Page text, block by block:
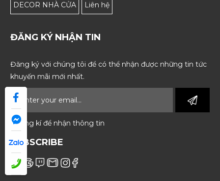
DECOR NHÀ CỬA Liên hệ
ĐĂNG KÝ NHẬN TIN
Đăng ký với chúng tôi để có thể nhận được những tin tức
khuyến mãi mới nhất.
* Đăng kí để nhận thông tin
SUBSCRIBE